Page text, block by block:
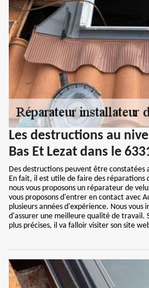
Les destructions au
Bas Et Lezat dans le
Des destructions peuvent être constatées
En fait, il est utile de faire des réparations
nous vous proposons un réparateur de
vous proposons d'entrer en contact avec
plusieurs années d'expérience. Nous
d'assurer une meilleure qualité de travail.
plus précises, il va falloir visiter son site